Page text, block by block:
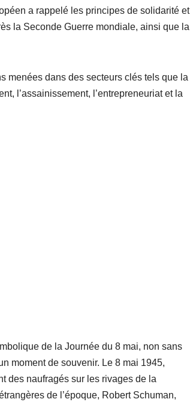
a rappelé les principes de solidarité et
la Seconde Guerre mondiale, ainsi que la
menées dans des secteurs clés tels que la
l’assainissement, l’entrepreneuriat et la
de la Journée du 8 mai, non sans
moment de souvenir. Le 8 mai 1945,
des naufragés sur les rivages de la
de l’époque, Robert Schuman,